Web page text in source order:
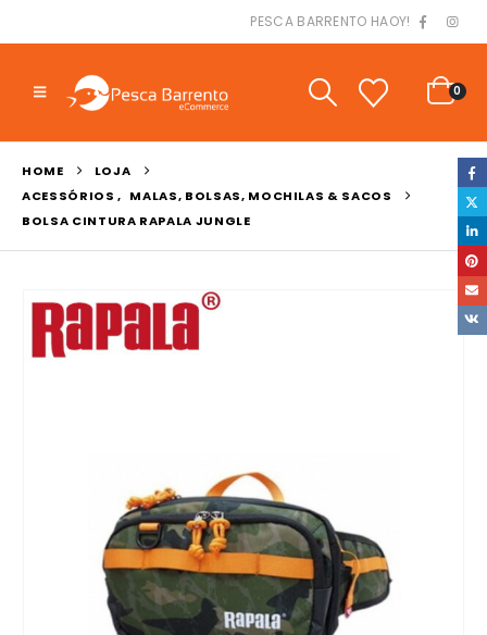
PESCA BARRENTO HAOY!
0
HOME
LOJA
ACESSÓRIOS , MALAS, BOLSAS, MOCHILAS & SACOS
BOLSA CINTURA RAPALA JUNGLE